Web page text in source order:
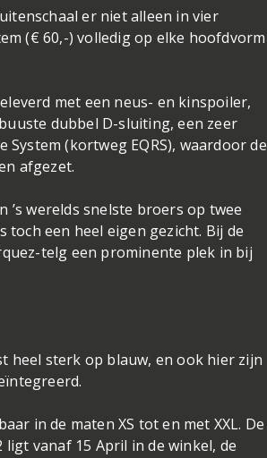
er niet alleen in vier
(€ 60,-) volledig op elke hoofdvorm
met een neus- en kinspoiler,
dubbel D-sluiting, een zeer
(kortweg EQRS), waardoor de
afgezet.
’s werelds snelste broers op twee
een heel eigen gezicht. Bij de
telg een prominente plek in bij
heel sterk op blauw, en ook hier zijn
in de maten XS tot en met XXL. De
ligt vanaf 15 April in de winkel, de